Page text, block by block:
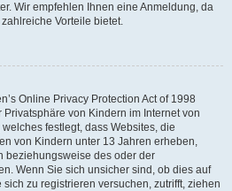
Wir empfehlen Ihnen eine Anmeldung, da
Vorteile bietet.
Online Privacy Protection Act of 1998
von Kindern im Internet von
festlegt, dass Websites, die
von Kindern unter 13 Jahren erheben,
beziehungsweise des oder der
Wenn Sie sich unsicher sind, ob dies auf
zu registrieren versuchen, zutrifft, ziehen